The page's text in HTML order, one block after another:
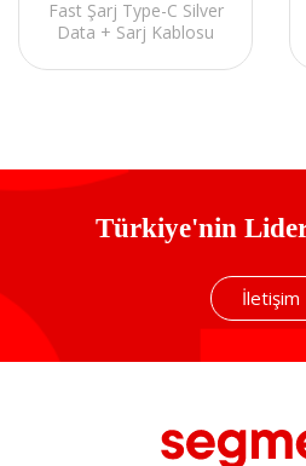
Fast Şarj Type-C Silver
Data + Sarj Kablosu
Türkiye'nin
İletişim